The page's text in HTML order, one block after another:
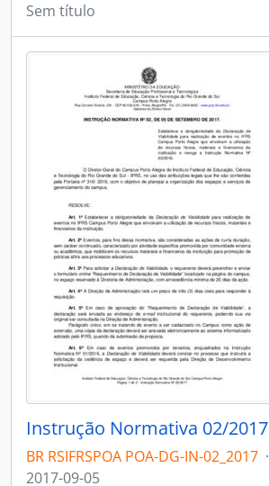
Sem título
Instrução Normativa 02/2017
BR RSIFRSPOA POA-DG-IN-02_2017 ·
2017-09-05